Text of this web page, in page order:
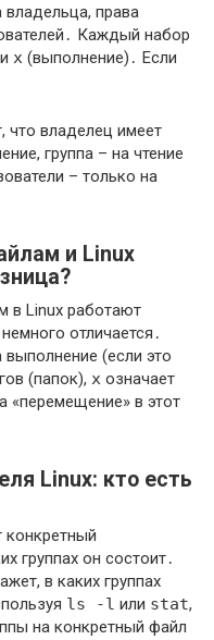
владельца, права
Каждый набор
x (выполнение)․ Если
что владелец имеет
группа – на чтение
– только на
и Linux
в Linux работают
отличается․
выполнение (если это
(папок), x означает
«перемещение» в этот
Linux: кто есть
конкретный
группах он состоит․
в каких группах
ls -l или stat,
на конкретный файл